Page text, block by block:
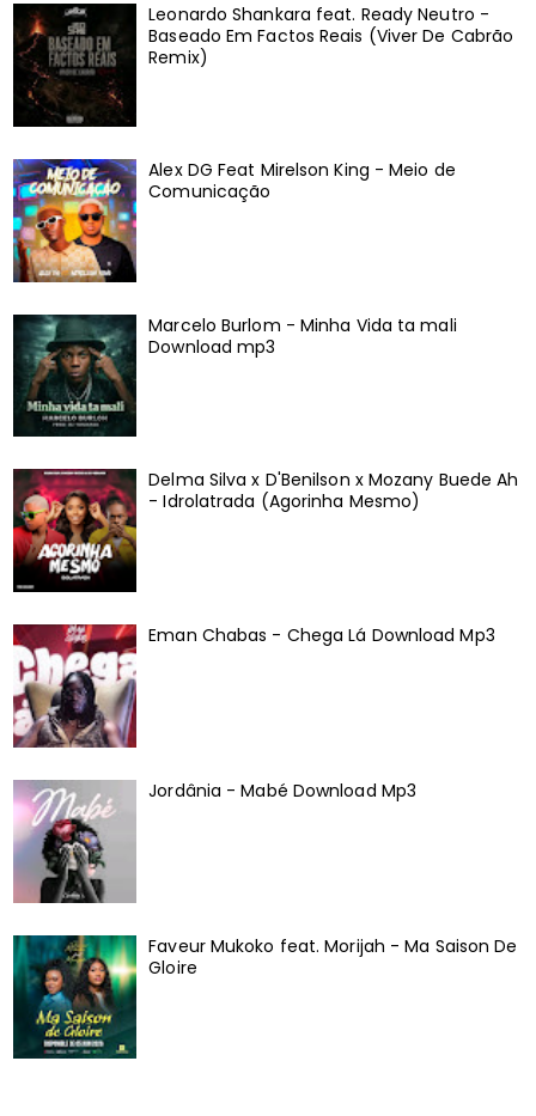
Leonardo Shankara feat. Ready Neutro -
Baseado Em Factos Reais (Viver De Cabrão
Remix)
Alex DG Feat Mirelson King - Meio de
Comunicação
Marcelo Burlom - Minha Vida ta mali
Download mp3
Delma Silva x D'Benilson x Mozany Buede Ah
- Idrolatrada (Agorinha Mesmo)
Eman Chabas - Chega Lá Download Mp3
Jordânia - Mabé Download Mp3
Faveur Mukoko feat. Morijah - Ma Saison De
Gloire